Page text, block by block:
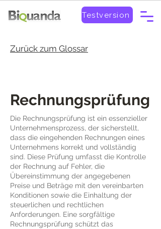
Testversion
Zurück zum Glossar
Rechnungsprüfung
Die Rechnungsprüfung ist ein essenzieller
Unternehmensprozess, der sicherstellt,
dass die eingehenden Rechnungen eines
Unternehmens korrekt und vollständig
sind. Diese Prüfung umfasst die Kontrolle
der Rechnung auf Fehler, die
Übereinstimmung der angegebenen
Preise und Beträge mit den vereinbarten
Konditionen sowie die Einhaltung der
steuerlichen und rechtlichen
Anforderungen. Eine sorgfältige
Rechnungsprüfung schützt das